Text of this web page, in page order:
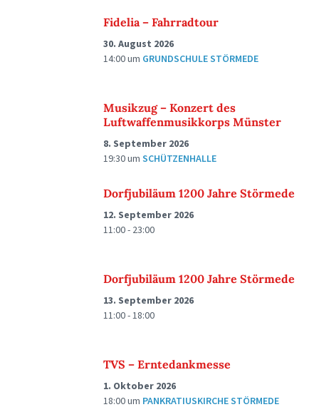
Fidelia – Fahrradtour
30. August 2026
14:00um GRUNDSCHULE STÖRMEDE
Musikzug – Konzert des
Luftwaffenmusikkorps Münster
8. September 2026
19:30um SCHÜTZENHALLE
Dorfjubiläum 1200 Jahre Störmede
12. September 2026
11:00 - 23:00
Dorfjubiläum 1200 Jahre Störmede
13. September 2026
11:00 - 18:00
TVS – Erntedankmesse
1. Oktober 2026
18:00um PANKRATIUSKIRCHE STÖRMEDE